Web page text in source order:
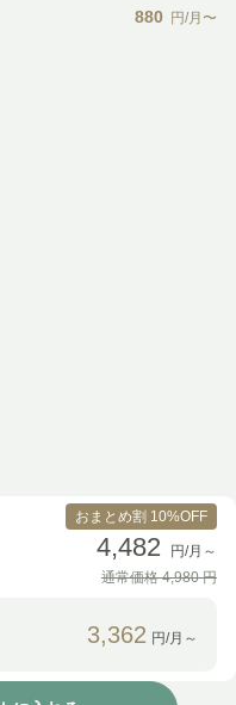
880 円/月〜
おまとめ割 10%OFF
4,482
円/月～
通常価格 4,980 円
3,362 円/月～